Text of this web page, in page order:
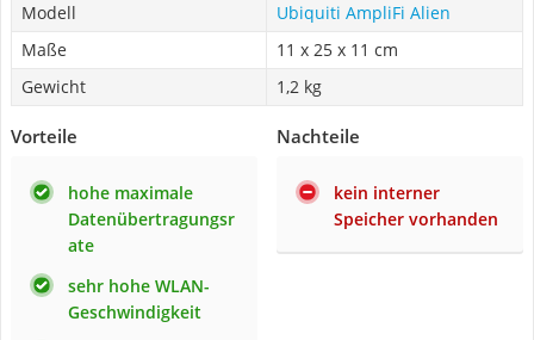
Modell
Ubiquiti AmpliFi Alien
Maße
11 x 25 x 11 cm
Gewicht
1,2 kg
Vorteile
hohe maximale
Datenübertragungsr
ate
sehr hohe WLAN-
Geschwindigkeit
Nachteile
kein interner
Speicher vorhanden